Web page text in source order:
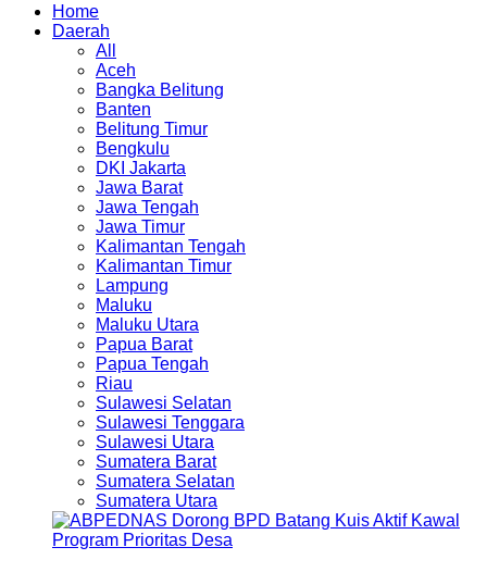
Home
Daerah
All
Aceh
Bangka Belitung
Banten
Belitung Timur
Bengkulu
DKI Jakarta
Jawa Barat
Jawa Tengah
Jawa Timur
Kalimantan Tengah
Kalimantan Timur
Lampung
Maluku
Maluku Utara
Papua Barat
Papua Tengah
Riau
Sulawesi Selatan
Sulawesi Tenggara
Sulawesi Utara
Sumatera Barat
Sumatera Selatan
Sumatera Utara